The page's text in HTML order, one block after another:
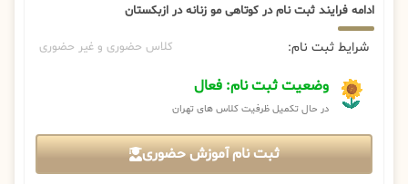
ادامه فرایند ثبت نام در کوتاهی مو زنانه در ازبکستان
شرایط ثبت نام: کلاس حضوری و غیر حضوری
وضعیت ثبت نام: فعال
در حال تکمیل ظرفیت کلاس های تهران
ثبت نام آموزش حضوری